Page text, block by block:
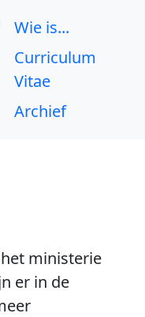
Wie is...
Curriculum
Vitae
Archief
ministerie
er in de